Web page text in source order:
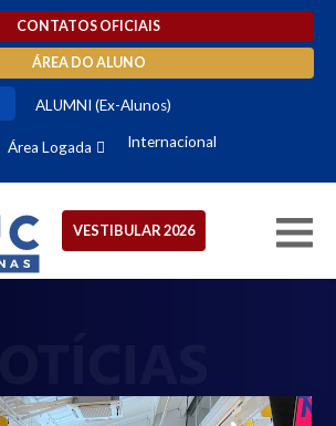
CONTATOS OFICIAIS
ÁREA DO ALUNO
ALUMNI (Ex-Alunos)
Área Logada Internacional
VESTIBULAR 2026